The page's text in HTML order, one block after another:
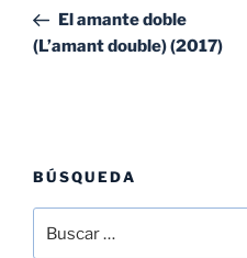
entradas
anterior:
El amante doble
(L’amant double) (2017)
BÚSQUEDA
por: